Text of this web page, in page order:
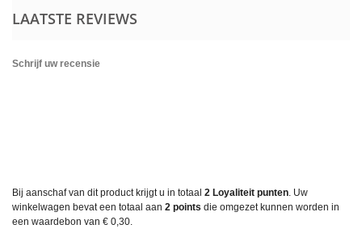
LAATSTE REVIEWS
Schrijf uw recensie
Bij aanschaf van dit product krijgt u in totaal 2 Loyaliteit punten. Uw
winkelwagen bevat een totaal aan 2 points die omgezet kunnen worden in
een waardebon van € 0,30.